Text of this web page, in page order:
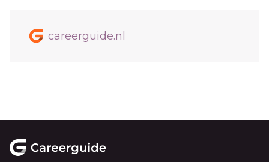
careerguide.nl